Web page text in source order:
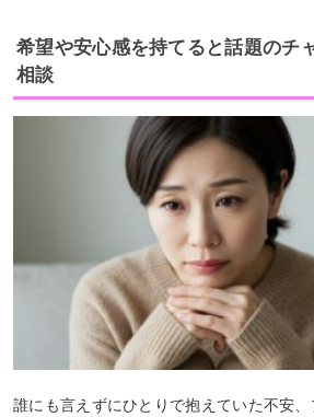
希望や安心感を持てると話題のチ
相談
誰にも言えずにひとりで抱えていた不安